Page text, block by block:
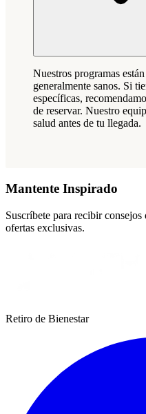
Nuestros programas
generalmente sanos. Si
específicas,
de reservar. Nuestro
salud antes de tu llegada.
Mantente Inspirado
Suscríbete para recibir
ofertas exclusivas.
Retiro de Bienestar